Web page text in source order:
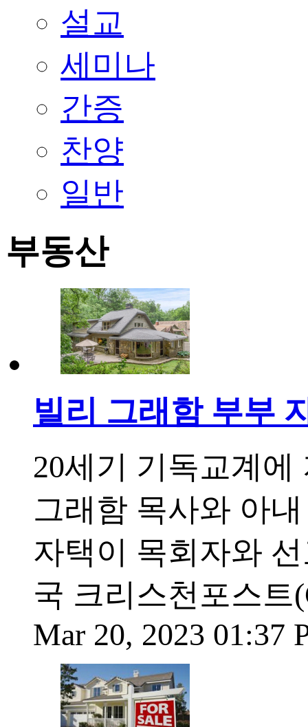
설교
세미나
간증
찬양
일반
부동산
빌리 그래함 부부
20세기 기독교계
그래함 목사와 아
자택이 목회자와
국 크리스천포스
Mar 20, 2023 01:37